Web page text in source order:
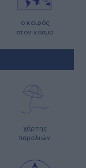
ο καιρός
στον κόσμο
χάρτης
παραλιών